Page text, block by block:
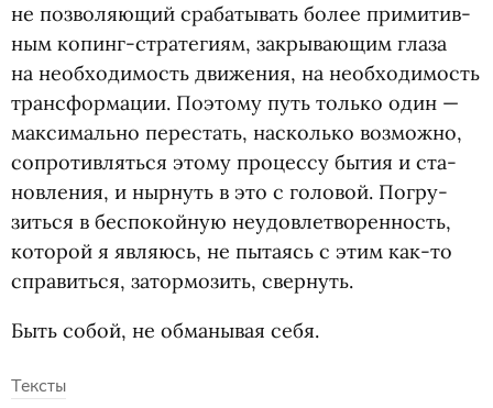
не поз­во­ля­ю­щий сра­ба­ты­вать более при­ми­тив­
ным копинг-стратегиям, закры­ва­ю­щим глаза
на необ­хо­ди­мость дви­же­ния, на необ­хо­ди­мость
транс­фор­ма­ции. Поэтому путь только один —
мак­си­мально пере­стать, насколько воз­можно,
сопро­тив­ляться этому про­цессу бытия и ста­
нов­ле­ния, и ныр­нуть в это с голо­вой. Погру­
зиться в бес­по­кой­ную неудо­вле­тво­рен­ность,
кото­рой я явля­юсь, не пыта­ясь с этим как-то
спра­виться, затор­мо­зить, свернуть.
Быть собой, не обма­ны­вая себя.
Тексты